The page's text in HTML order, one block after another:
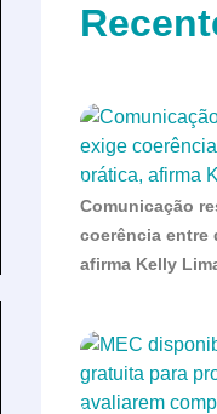
Comunicação
coerência entre
afirma Kelly